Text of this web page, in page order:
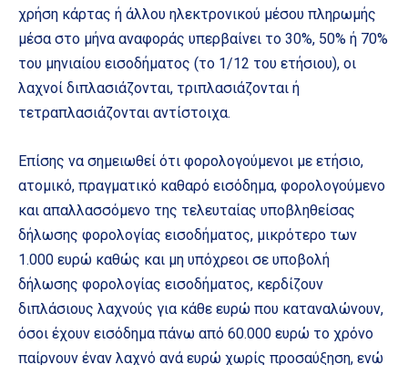
χρήση κάρτας ή άλλου ηλεκτρονικού μέσου πληρωμής
μέσα στο μήνα αναφοράς υπερβαίνει το 30%, 50% ή 70%
του μηνιαίου εισοδήματος (το 1/12 του ετήσιου), οι
λαχνοί διπλασιάζονται, τριπλασιάζονται ή
τετραπλασιάζονται αντίστοιχα.
Επίσης να σημειωθεί ότι φορολογούμενοι με ετήσιο,
ατομικό, πραγματικό καθαρό εισόδημα, φορολογούμενο
και απαλλασσόμενο της τελευταίας υποβληθείσας
δήλωσης φορολογίας εισοδήματος, μικρότερο των
1.000 ευρώ καθώς και μη υπόχρεοι σε υποβολή
δήλωσης φορολογίας εισοδήματος, κερδίζουν
διπλάσιους λαχνούς για κάθε ευρώ που καταναλώνουν,
όσοι έχουν εισόδημα πάνω από 60.000 ευρώ το χρόνο
παίρνουν έναν λαχνό ανά ευρώ χωρίς προσαύξηση, ενώ